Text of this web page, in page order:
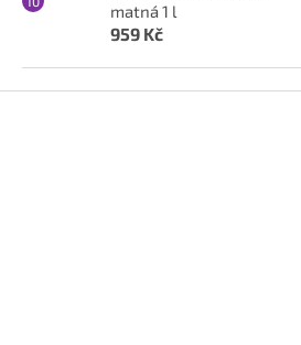
matná 1 l
959 Kč